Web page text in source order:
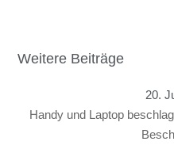
Weitere Beiträge
20.
Handy und Laptop